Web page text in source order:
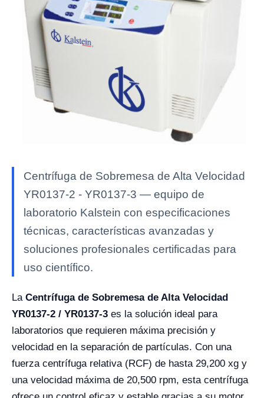
Centrífuga de Sobremesa de Alta Velocidad
YR0137-2 - YR0137-3 — equipo de
laboratorio Kalstein con especificaciones
técnicas, características avanzadas y
soluciones profesionales certificadas para
uso científico.
La Centrífuga de Sobremesa de Alta Velocidad
YR0137-2 / YR0137-3 es la solución ideal para
laboratorios que requieren máxima precisión y
velocidad en la separación de partículas. Con una
fuerza centrífuga relativa (RCF) de hasta 29,200 xg y
una velocidad máxima de 20,500 rpm, esta centrífuga